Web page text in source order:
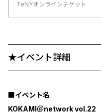
TeNYオンラインチケット
★イベント詳細
■イベント名
KOKAMI＠network vol.22